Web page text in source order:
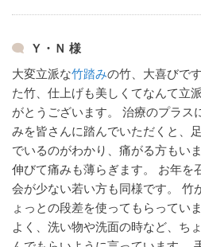
Ｙ・Ｎ 様
大変立派な竹踏みの竹、大喜びです
た竹、仕上げも美しくてなんて立
がとうございます。
治療のプラス
みを皆さんに踏んでいただくと、
でいるのがわかり、痛がる方もい
伸びて痛みも薄らぎます。
お年を
会が少ない若い方も同様です。
竹
ょっとの段差を使ってもらっていま
よく、洗い物や洗面の時など、ち